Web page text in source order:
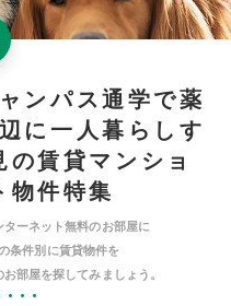
ンパス通学で薬
に一人暮らしす
賃貸マンショ
物件特集
ーネット無料のお部屋に
条件別に賃貸物件を
部屋を探してみましょう。